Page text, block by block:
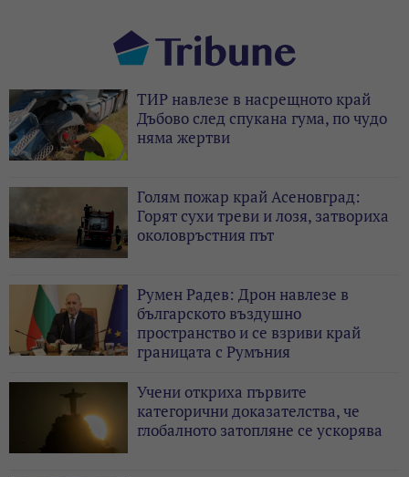
ТИР навлезе в насрещното край
Дъбово след спукана гума, по чудо
няма жертви
Голям пожар край Асеновград:
Горят сухи треви и лозя, затвориха
околовръстния път
Румен Радев: Дрон навлезе в
българското въздушно
пространство и се взриви край
границата с Румъния
Учени откриха първите
категорични доказателства, че
глобалното затопляне се ускорява